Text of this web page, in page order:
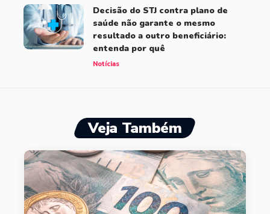
Decisão do STJ contra plano de
saúde não garante o mesmo
resultado a outro beneficiário:
entenda por quê
Notícias
Veja Também